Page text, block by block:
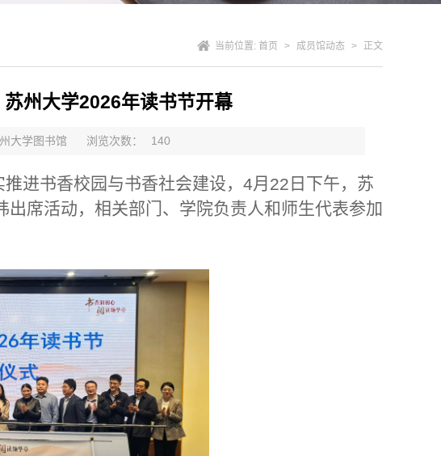
当前位置: 首页 > 成员馆动态 > 正文
州大学2026年读书节开幕
大学图书馆 浏览次数： 140
进书香校园与书香社会建设， 4月 22 日下午，苏
出席活动，相关部门、学院负责人和师生代表参加